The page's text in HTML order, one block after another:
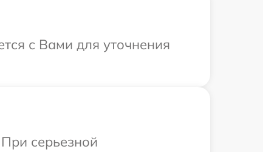
с Вами для уточнения
серьезной